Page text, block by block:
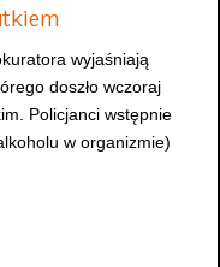
wyjaśniają
doszło wczoraj
Policjanci wstępnie
w organizmie)